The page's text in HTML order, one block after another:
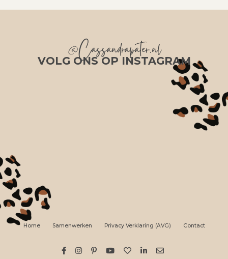
@Cassandrapater.nl
VOLG ONS OP INSTAGRAM
Home Samenwerken Privacy Verklaring (AVG) Contact